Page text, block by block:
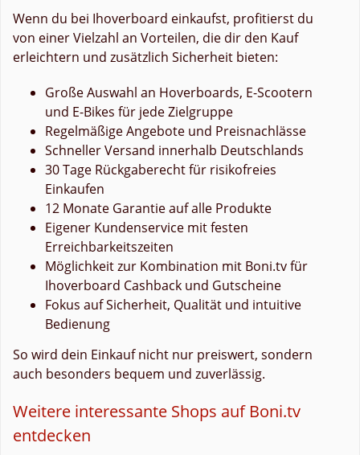
Wenn du bei Ihoverboard einkaufst, profitierst du
von einer Vielzahl an Vorteilen, die dir den Kauf
erleichtern und zusätzlich Sicherheit bieten:
Große Auswahl an Hoverboards, E-Scootern
und E-Bikes für jede Zielgruppe
Regelmäßige Angebote und Preisnachlässe
Schneller Versand innerhalb Deutschlands
30 Tage Rückgaberecht für risikofreies
Einkaufen
12 Monate Garantie auf alle Produkte
Eigener Kundenservice mit festen
Erreichbarkeitszeiten
Möglichkeit zur Kombination mit Boni.tv für
Ihoverboard Cashback und Gutscheine
Fokus auf Sicherheit, Qualität und intuitive
Bedienung
So wird dein Einkauf nicht nur preiswert, sondern
auch besonders bequem und zuverlässig.
Weitere interessante Shops auf Boni.tv
entdecken